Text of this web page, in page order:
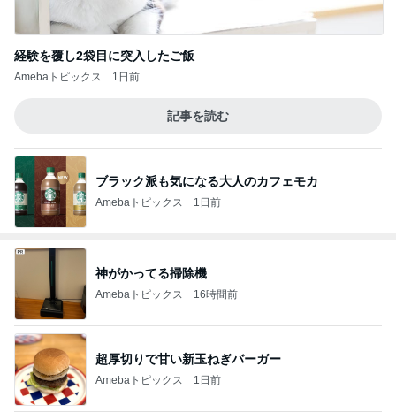
経験を覆し2袋目に突入したご飯
Amebaトピックス 1日前
記事を読む
ブラック派も気になる大人のカフェモカ
Amebaトピックス 1日前
神がかってる掃除機
Amebaトピックス 16時間前
超厚切りで甘い新玉ねぎバーガー
Amebaトピックス 1日前